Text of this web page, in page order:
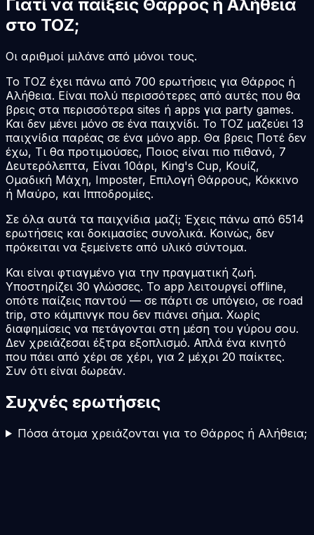
Γιατί να παίξεις Θάρρος ή Αλήθεια
στο TOZ;
Οι αριθμοί μιλάνε από μόνοι τους.
Το TOZ έχει πάνω από 700 ερωτήσεις για Θάρρος ή
Αλήθεια. Είναι πολύ περισσότερες από αυτές που θα
βρεις στα περισσότερα sites ή apps για party games.
Και δεν μένει μόνο σε ένα παιχνίδι. Το TOZ μαζεύει 13
παιχνίδια παρέας σε ένα μόνο app. Θα βρεις Ποτέ δεν
έχω, Τι θα προτιμούσες, Ποιος είναι πιο πιθανό, 7
Δευτερόλεπτα, Είναι 10άρι, King's Cup, Κουίζ,
Ομαδική Μάχη, Imposter, Επιλογή Θάρρους, Κόκκινο
ή Μαύρο, και Ιπποδρομίες.
Σε όλα αυτά τα παιχνίδια μαζί; Έχεις πάνω από 6514
ερωτήσεις και δοκιμασίες συνολικά. Κοινώς, δεν
πρόκειται να ξεμείνετε από υλικό σύντομα.
Και είναι φτιαγμένο για την πραγματική ζωή.
Υποστηρίζει 30 γλώσσες. Το app λειτουργεί offline,
οπότε παίζεις παντού — σε πάρτι σε υπόγειο, σε road
trip, στο κάμπινγκ που δεν πιάνει σήμα. Χωρίς
διαφημίσεις να πετάγονται στη μέση του γύρου σου.
Δεν χρειάζεσαι έξτρα εξοπλισμό. Απλά ένα κινητό
που πάει από χέρι σε χέρι, για 2 μέχρι 20 παίκτες.
Συν ότι είναι δωρεάν.
Συχνές ερωτήσεις
Πόσα άτομα χρειάζονται για το Θάρρος ή Αλήθεια;